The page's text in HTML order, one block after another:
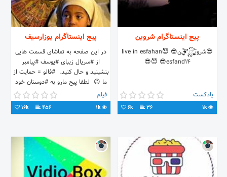
پیج اینستاگرام شروین
😎شرویـِِ۪۪۪ٜۖـٰٰٰٰ۪۪ٜٖٖٖٖٖٖٖؓؔ‌ᬼـ➹ِِ۪۪۪ٜۖـ۪۪ٜؓؔن😎 😈live in esfahan
😈 😎esfand14😎
پادکست
1k
36
6k
پیج اینستاگرام یوزارسیف
در این صفحه به تماشای قسمت هایی
از #سریال زیبای #یوسف #پیامبر
بنشینید و حال کنید. ‌ #فالو = حمایت از
ما 😉 ‌ لطفا پیج مارو به #دوستان خود
معرفی کنی
فیلم
1k
456
16k